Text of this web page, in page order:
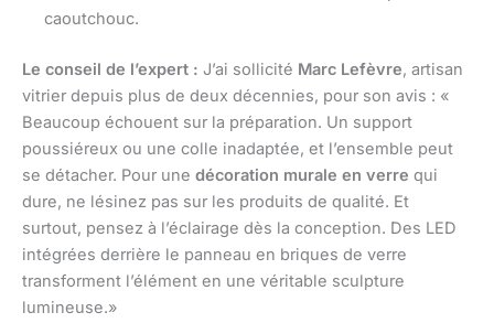
caoutchouc.
Le conseil de l’expert : J’ai sollicité Marc Lefèvre, artisan
vitrier depuis plus de deux décennies, pour son avis : «
Beaucoup échouent sur la préparation. Un support
poussiéreux ou une colle inadaptée, et l’ensemble peut
se détacher. Pour une décoration murale en verre qui
dure, ne lésinez pas sur les produits de qualité. Et
surtout, pensez à l’éclairage dès la conception. Des LED
intégrées derrière le panneau en briques de verre
transforment l’élément en une véritable sculpture
lumineuse.»